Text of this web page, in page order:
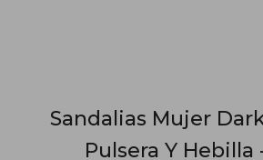
Sandalias Mujer
Pulsera Y Hebilla